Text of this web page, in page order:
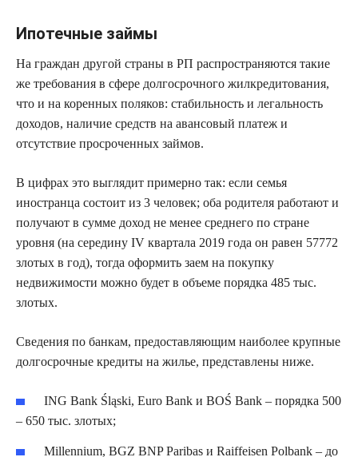
Ипотечные займы
На граждан другой страны в РП распространяются такие
же требования в сфере долгосрочного жилкредитования,
что и на коренных поляков: стабильность и легальность
доходов, наличие средств на авансовый платеж и
отсутствие просроченных займов.
В цифрах это выглядит примерно так: если семья
иностранца состоит из 3 человек; оба родителя работают и
получают в сумме доход не менее среднего по стране
уровня (на середину IV квартала 2019 года он равен 57772
злотых в год), тогда оформить заем на покупку
недвижимости можно будет в объеме порядка 485 тыс.
злотых.
Сведения по банкам, предоставляющим наиболее крупные
долгосрочные кредиты на жилье, представлены ниже.
ING Bank Śląski, Euro Bank и BOŚ Bank – порядка 500
– 650 тыс. злотых;
Millennium, BGZ BNP Paribas и Raiffeisen Polbank – до